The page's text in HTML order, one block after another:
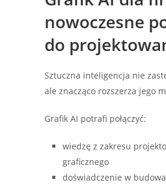
nowoczesne
do
Sztuczna inteligencja nie
ale znacząco rozszerza jego
Grafik AI potrafi połączyć:
wiedzę z zakresu
graficznego
doświadczenie w